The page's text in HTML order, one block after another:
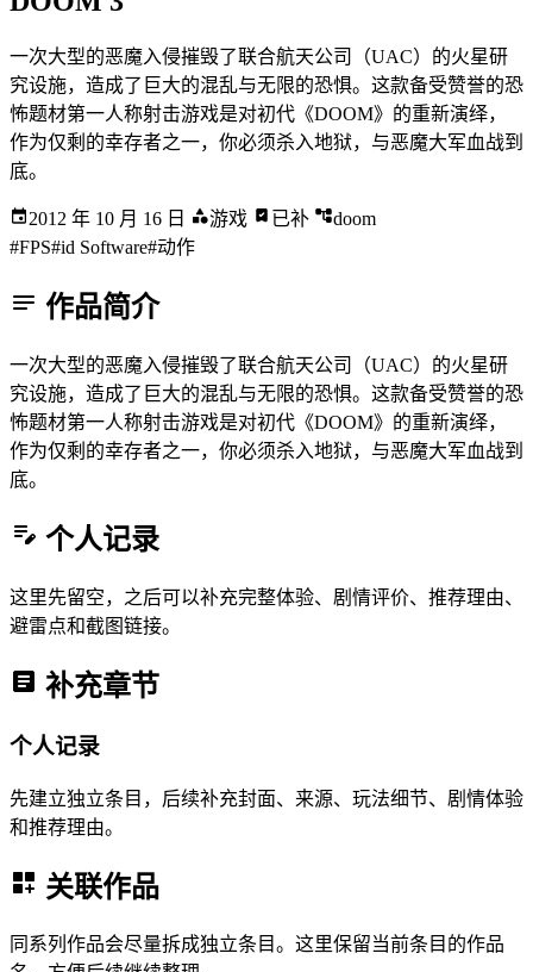
一次大型的恶魔入侵摧毁了联合航天公司（UAC）的火星研
究设施，造成了巨大的混乱与无限的恐惧。这款备受赞誉的恐
怖题材第一人称射击游戏是对初代《DOOM》的重新演绎，
作为仅剩的幸存者之一，你必须杀入地狱，与恶魔大军血战到
底。
2012 年 10 月 16 日 游戏 已补
doom
#FPS#id Software#动作
作品简介
一次大型的恶魔入侵摧毁了联合航天公司（UAC）的火星研
究设施，造成了巨大的混乱与无限的恐惧。这款备受赞誉的恐
怖题材第一人称射击游戏是对初代《DOOM》的重新演绎，
作为仅剩的幸存者之一，你必须杀入地狱，与恶魔大军血战到
底。
个人记录
这里先留空，之后可以补充完整体验、剧情评价、推荐理由、
避雷点和截图链接。
补充章节
个人记录
先建立独立条目，后续补充封面、来源、玩法细节、剧情体验
和推荐理由。
关联作品
同系列作品会尽量拆成独立条目。这里保留当前条目的作品